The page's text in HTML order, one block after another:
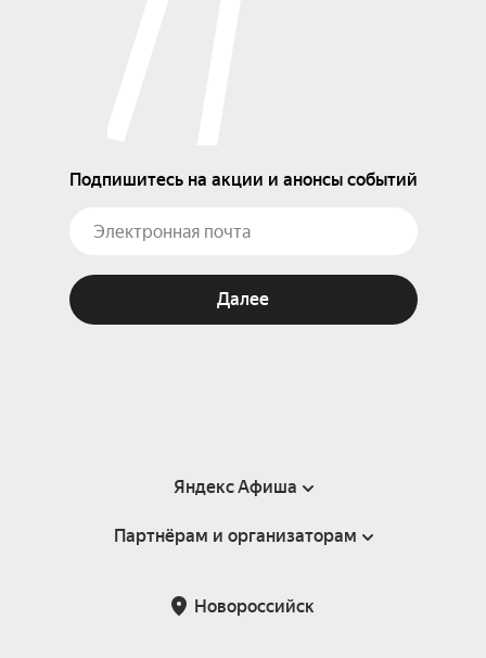
Подпишитесь на акции и анонсы событий
Далее
Яндекс Афиша
Справка
Подарочные сертификаты
Партнёрам и организаторам
Новороссийск